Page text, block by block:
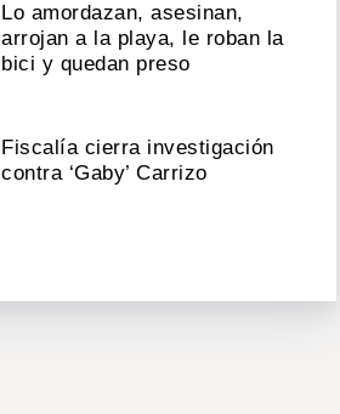
Lo amordazan, asesinan,
arrojan a la playa, le roban la
bici y quedan preso
Fiscalía cierra investigación
contra ‘Gaby’ Carrizo